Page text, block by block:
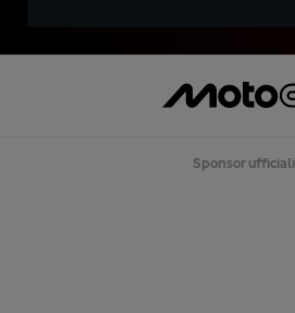
Sponsor ufficiali